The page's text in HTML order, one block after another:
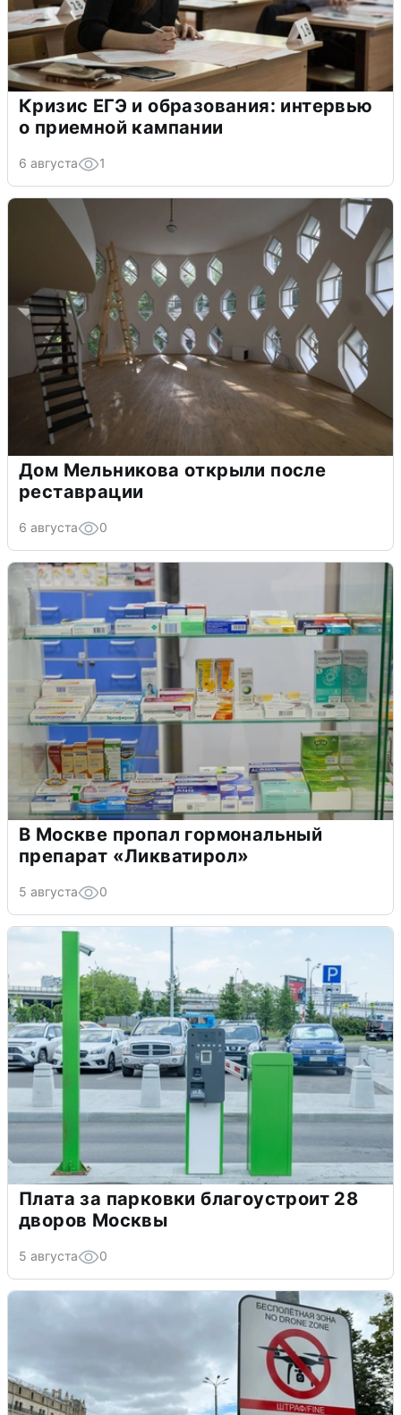
Кризис ЕГЭ и образования: интервью
о приемной кампании
6 августа 1
Дом Мельникова открыли после
реставрации
6 августа 0
В Москве пропал гормональный
препарат «Ликватирол»
5 августа 0
Плата за парковки благоустроит 28
дворов Москвы
5 августа 0